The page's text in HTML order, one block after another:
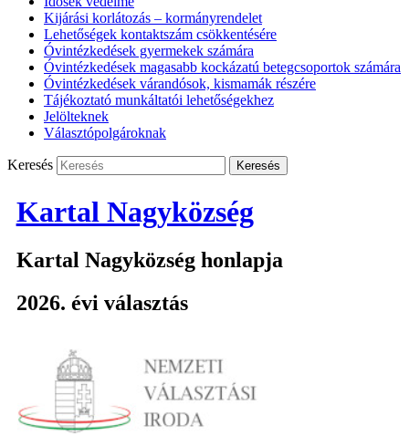
Kijárási korlátozás – kormányrendelet
Lehetőségek kontaktszám csökkentésére
Óvintézkedések gyermekek számára
Óvintézkedések magasabb kockázatú betegcsoportok számára
Óvintézkedések várandósok, kismamák részére
Tájékoztató munkáltatói lehetőségekhez
Jelölteknek
Választópolgároknak
Keresés
Kartal Nagyközség
Kartal Nagyközség honlapja
2026. évi választás